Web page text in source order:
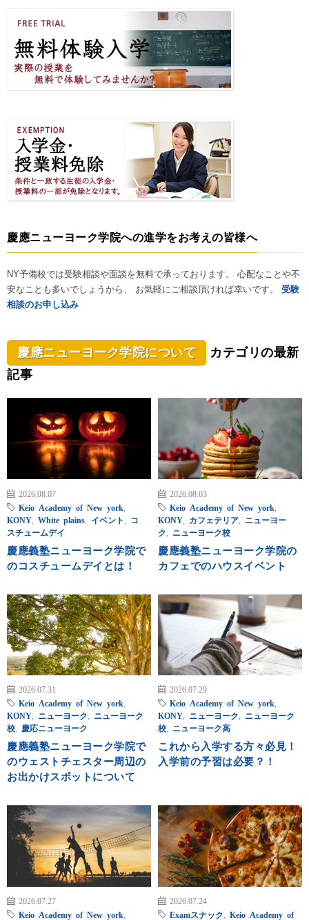
慶應ニューヨーク学院への進学をお考えの皆様へ
NY予備校では受験相談や面談を無料で承っております。 心配なことや不
安なことも多いでしょうから、 お気軽にご相談頂ければ幸いです。 受験
相談のお申し込み
慶應ニューヨーク学院について
カテゴリの最新
記事
2026.08.07
Keio Academy of New york
KONY
White plains イベント
コ
スチュームデイ
慶應義塾ニューヨーク学院で
のコスチュームデイとは！
2026.08.03
Keio Academy of New york
KONY
カフェテリア
ニューヨー
ク
ニューヨーク校
慶應義塾ニューヨーク学院の
カフェでのハウスイベント
2026.07.31
Keio Academy of New york
KONY
ニューヨーク
ニューヨーク
校
慶応ニューヨーク
慶應義塾ニューヨーク学院で
のウェストチェスター周辺の
お出かけスポットについて
2026.07.29
Keio Academy of New york
KONY
ニューヨーク
ニューヨーク
校
ニューヨーク高
これから入学する方々必見！
入学前の予習は必要？！
2026.07.27
Keio Academy of New york
2026.07.24
Examスナック
Keio Academy of